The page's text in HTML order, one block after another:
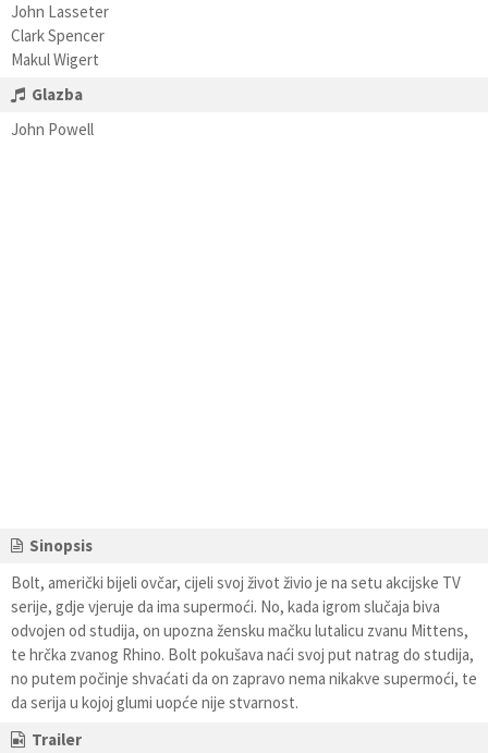
John Lasseter
Clark Spencer
Makul Wigert
Glazba
John Powell
Sinopsis
Bolt, američki bijeli ovčar, cijeli svoj život živio je na setu akcijske TV
serije, gdje vjeruje da ima supermoći. No, kada igrom slučaja biva
odvojen od studija, on upozna žensku mačku lutalicu zvanu Mittens,
te hrčka zvanog Rhino. Bolt pokušava naći svoj put natrag do studija,
no putem počinje shvaćati da on zapravo nema nikakve supermoći, te
da serija u kojoj glumi uopće nije stvarnost.
Trailer